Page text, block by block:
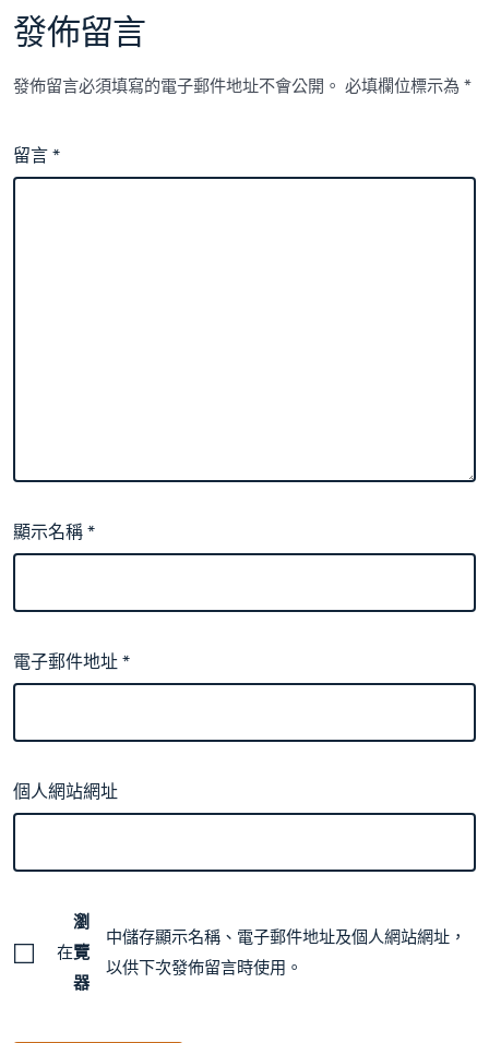
發佈留言
發佈留言必須填寫的電子郵件地址不會公開。 必填欄位標示為*
留言*
顯示名稱*
電子郵件地址*
個人網站網址
在
瀏
覽
器
中儲存顯示名稱、電子郵件地址及個人網站網址，
以供下次發佈留言時使用。